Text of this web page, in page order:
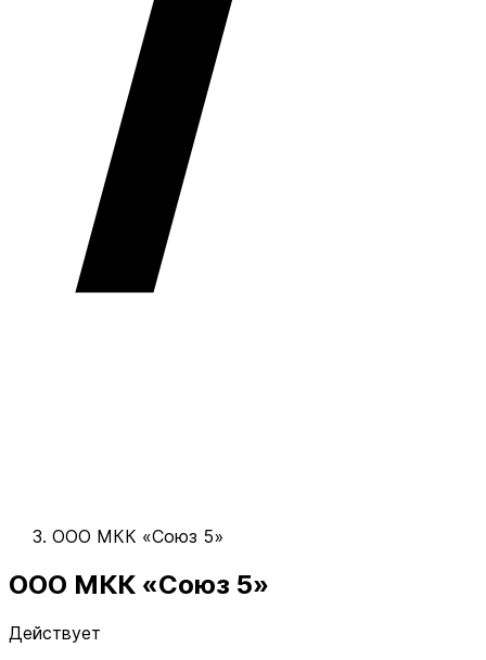
ООО МКК «Союз 5»
ООО МКК «Союз 5»
Действует